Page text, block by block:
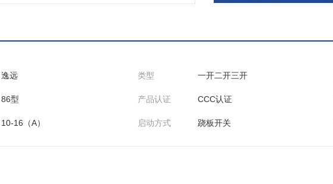
逸远 类型 一开二开三开
86型 产品认证 CCC认证
10-16（A） 启动方式 跷板开关
进口PC 铜片材质 锡磷青铜